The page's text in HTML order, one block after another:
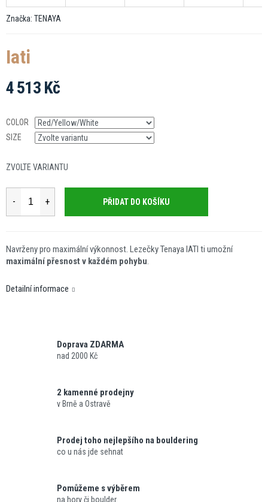
Značka: TENAYA
Iati
4 513 Kč
cena:
COLOR
SIZE
ZVOLTE VARIANTU
PŘIDAT DO KOŠÍKU
Navrženy pro maximální výkonnost. Lezečky Tenaya IATI ti umožní
maximální přesnost v každém pohybu.
Detailní informace
Doprava ZDARMA
nad 2000 Kč
2 kamenné prodejny
v Brně a Ostravě
Prodej toho nejlepšího na bouldering
co u nás jde sehnat
Pomůžeme s výběrem
na hory či boulder